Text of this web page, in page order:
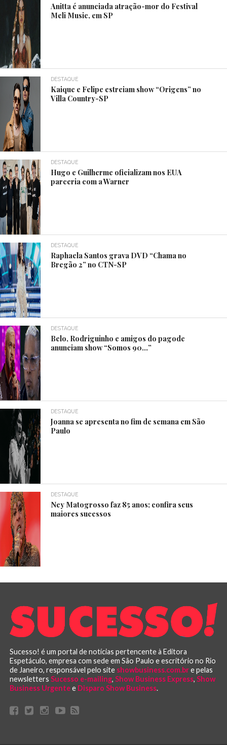
Anitta é anunciada atração-mor do Festival
Meli Music, em SP
DESTAQUE
Kaique e Felipe estreiam show “Origens” no
Villa Country-SP
DESTAQUE
Hugo e Guilherme oficializam nos EUA
parceria com a Warner
DESTAQUE
Raphaela Santos grava DVD “Chama no
Bregão 2” no CTN-SP
DESTAQUE
Belo, Rodriguinho e amigos do pagode
anunciam show “Somos 90…”
DESTAQUE
Joanna se apresenta no fim de semana em São
Paulo
DESTAQUE
Ney Matogrosso faz 85 anos; confira seus
maiores sucessos
Sucesso! é um portal de notícias pertencente à Editora
Espetáculo, empresa com sede em São Paulo e escritório no Rio
de Janeiro, responsável pelo site showbusiness.com.bre pelas
newsletters Sucesso e-mailing, Show Business Express, Show
Business Urgentee Disparo Show Business.